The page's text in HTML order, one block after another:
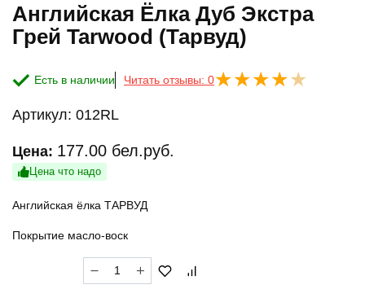
Английская Ёлка Дуб Экстра
Грей Tarwood (Тарвуд)
Есть в наличии Читать отзывы: 0
Артикул: 012RL
Цена: 177.00 бел.руб.
Цена что надо
Английская ёлка ТАРВУД
Покрытие масло-воск
Количество
товара